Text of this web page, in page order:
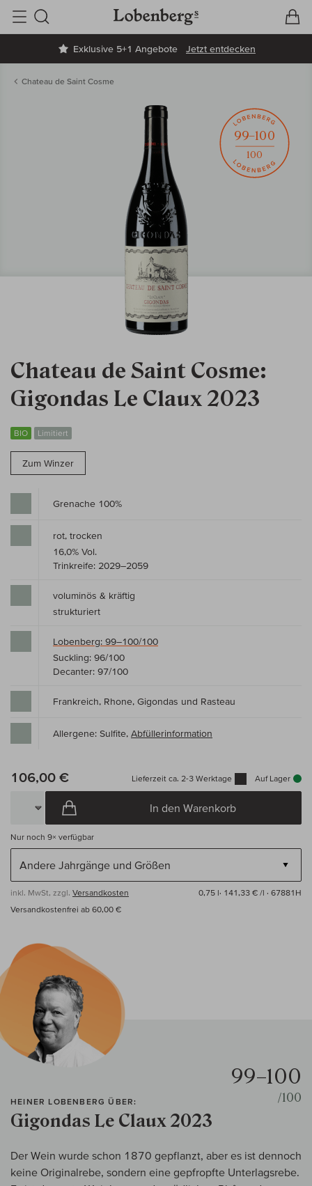
Exklusive 5+1 Angebote Jetzt entdecken
Suche
Chateau de Saint Cosme
Chateau de Saint Cosme:
Gigondas Le Claux 2023
BIO Limitiert
Zum Winzer
99–100
100
Grenache 100%
rot, trocken
16,0% Vol.
Trinkreife: 2029–2059
voluminös & kräftig
strukturiert
Lobenberg: 99–100/100
Suckling: 96/100
Decanter: 97/100
Frankreich, Rhone, Gigondas und Rasteau
Allergene: Sulfite, Abfüllerinformation
106,00 € Lieferzeit ca. 2-3 Werktage Auf Lager
In den Warenkorb
Nur noch 9× verfügbar
inkl. MwSt, zzgl. Versandkosten 0,75 l· 141,33 € /l · 67881H
Versandkostenfrei ab 60,00 €
HEINER LOBENBERG ÜBER:
Gigondas Le Claux 2023
99–100
/100
Der Wein wurde schon 1870 gepflanzt, aber es ist dennoch
keine Originalrebe, sondern eine gepfropfte Unterlagsrebe.